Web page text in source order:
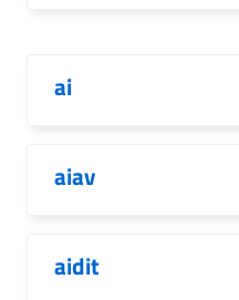
ai
aiav
aidit